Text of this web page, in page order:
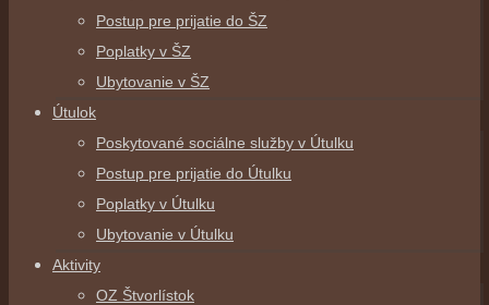
Postup pre prijatie do ŠZ
Poplatky v ŠZ
Ubytovanie v ŠZ
Útulok
Poskytované sociálne služby v Útulku
Postup pre prijatie do Útulku
Poplatky v Útulku
Ubytovanie v Útulku
Aktivity
OZ Štvorlístok